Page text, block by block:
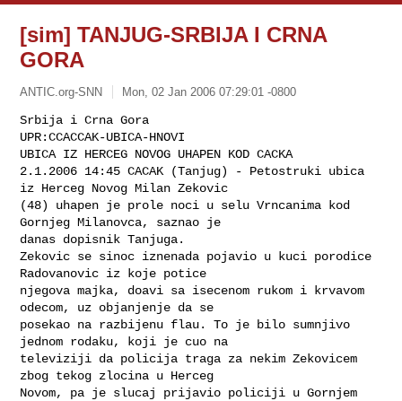
[sim] TANJUG-SRBIJA I CRNA
GORA
ANTIC.org-SNN Mon, 02 Jan 2006 07:29:01 -0800
Srbija i Crna Gora
UPR:CCACCAK-UBICA-HNOVI
UBICA IZ HERCEG NOVOG UHAPEN KOD CACKA
2.1.2006 14:45 CACAK (Tanjug) - Petostruki ubica
iz Herceg Novog Milan Zekovic
(48) uhapen je prole noci u selu Vrncanima kod
Gornjeg Milanovca, saznao je
danas dopisnik Tanjuga.
Zekovic se sinoc iznenada pojavio u kuci porodice
Radovanovic iz koje potice
njegova majka, doavi sa isecenom rukom i krvavom
odecom, uz objanjenje da se
posekao na razbijenu flau. To je bilo sumnjivo
jednom rodaku, koji je cuo na
televiziji da policija traga za nekim Zekovicem
zbog tekog zlocina u Herceg
Novom, pa je slucaj prijavio policiji u Gornjem